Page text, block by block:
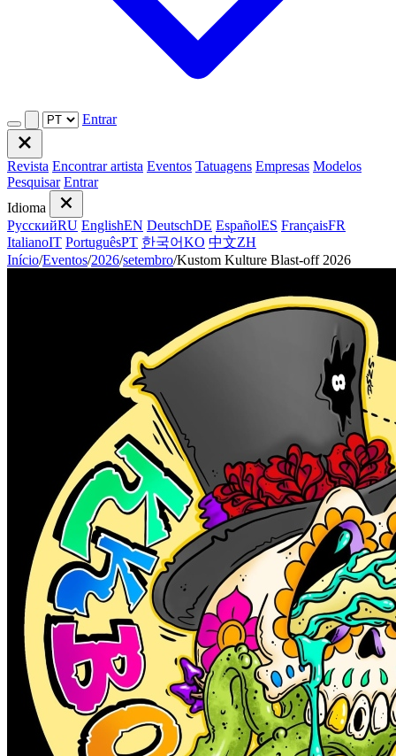
Entrar
Revista Encontrar artista Eventos Tatuagens Empresas Modelos
Pesquisar Entrar
Idioma
РусскийRU EnglishEN DeutschDE EspañolES FrançaisFR
ItalianoIT PortuguêsPT 한국어KO 中文ZH
Início/Eventos/2026/setembro/Kustom Kulture Blast-off 2026